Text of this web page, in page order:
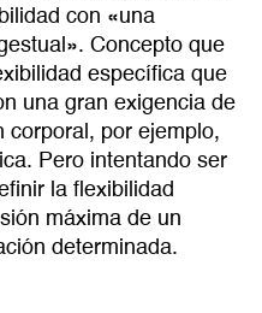
con «una
Concepto que
específica que
una gran exigencia de
corporal, por ejemplo,
Pero intentando ser
la flexibilidad
máxima de un
determinada.